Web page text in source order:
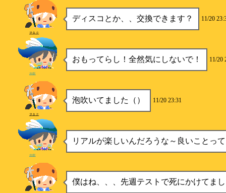
ディスコとか、、交換できます？ 11/20
ヲタク
おもってらし！全然気にしないで！ 11/20
水樹
泡吹いてました（） 11/20 23:31
ヲタク
リアルが楽しいんだろうな～良いことって
水樹
僕はね、、、先週テストで死にかけてま